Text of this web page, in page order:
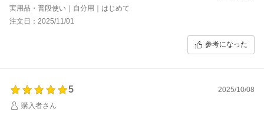
実用品・普段使い｜自分用｜はじめて
注文日：2025/11/01
参考になった
5
2025/10/08
購入者さん